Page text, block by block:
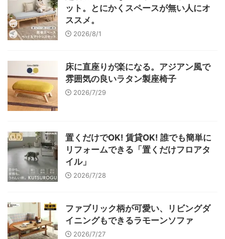
ット。とにかくスペースが無い人にオ
ススメ。
2026/8/1
床に直座りが楽になる。アジアン風で
雰囲気の良いラタン製座椅子
2026/7/29
置くだけでOK! 賃貸OK! 誰でも簡単に
リフォームできる「置くだけフロアタ
イル」
2026/7/28
ファブリック柄が可愛い、リビングダ
イニングもできるラモーンソファ
2026/7/27